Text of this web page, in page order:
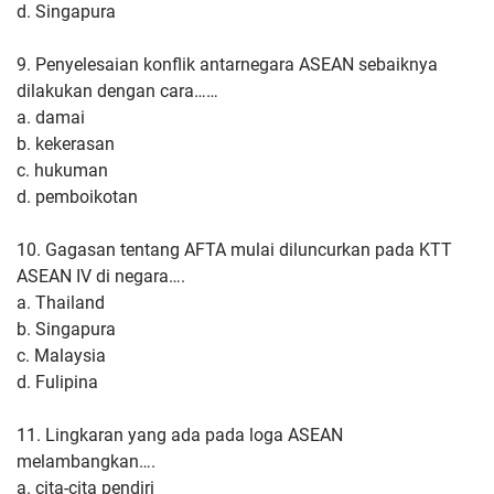
d. Singapura
9. Penyelesaian konflik antarnegara ASEAN sebaiknya
dilakukan dengan cara……
a. damai
b. kekerasan
c. hukuman
d. pemboikotan
10. Gagasan tentang AFTA mulai diluncurkan pada KTT
ASEAN IV di negara….
a. Thailand
b. Singapura
c. Malaysia
d. Fulipina
11. Lingkaran yang ada pada loga ASEAN
melambangkan….
a. cita-cita pendiri